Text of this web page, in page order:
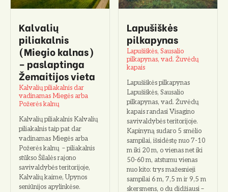
Kalvalių
piliakalnis
(Miegio kalnas)
– paslaptinga
Žemaitijos vieta
Kalvalių piliakalnis dar
vadinamas Miegės arba
Požerės kalnų
Kalvalių piliakalnis Kalvalių
piliakalnis taip pat dar
vadinamas Miegės arba
Požerės kalnų – piliakalnis
stūkso Šilalės rajono
savivaldybės teritorijoje,
Kalvalių kaime, Upynos
seniūnijos apylinkėse.
Lapušiškės
pilkapynas
Lapušiškės, Sausalio
pilkapynas, vad. Žuvėdų
kapais
Lapušiškės pilkapynas
Lapušiškės, Sausalio
pilkapynas, vad. Žuvėdų
kapais randasi Visagino
savivaldybės teritorijoje.
Kapinyną sudaro 5 smėlio
sampilai, išsidėstę nuo 7-10
m iki 20 m, o vienas net iki
50-60 m, atstumu vienas
nuo kito: trys mažesnieji
sampilai 6 m, 7,5 m ir 9,5 m
skersmens, o du didžiausi –